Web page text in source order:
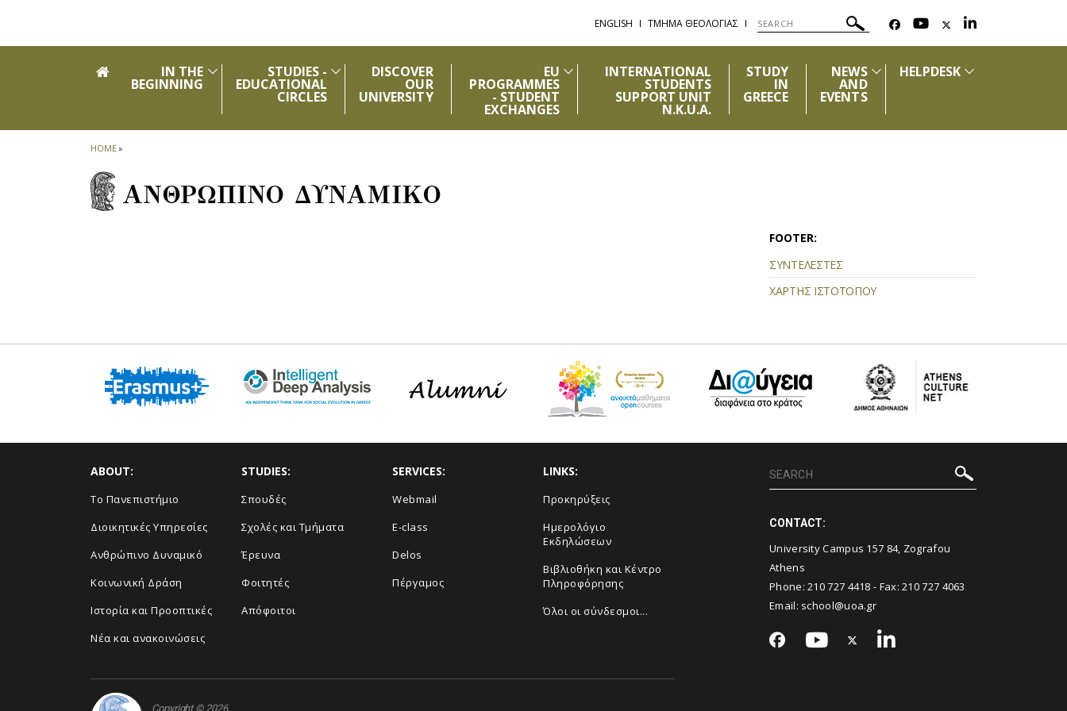
ENGLISH ΤΜΗΜΑ ΘΕΟΛΟΓΙΑΣ
IN THE
BEGINNING
STUDIES -
EDUCATIONAL
CIRCLES
DISCOVER
OUR
UNIVERSITY
EU
PROGRAMMES
- STUDENT
EXCHANGES
INTERNATIONAL
STUDENTS
SUPPORT UNIT
N.K.U.A.
STUDY
IN
GREECE
NEWS
AND
EVENTS
HELPDESK
HOME»
ΑΝΘΡΩΠΙΝΟ ΔΥΝΑΜΙΚΟ
FOOTER:
ΣΥΝΤΕΛΕΣΤΕΣ
ΧΑΡΤΗΣ ΙΣΤΟΤΟΠΟΥ
ABOUT:
Το Πανεπιστήμιο
Διοικητικές Υπηρεσίες
Ανθρώπινο Δυναμικό
Κοινωνική Δράση
Ιστορία και Προοπτικές
Νέα και ανακοινώσεις
STUDIES:
Σπουδές
Σχολές και Τμήματα
Έρευνα
Φοιτητές
Απόφοιτοι
SERVICES:
Webmail
E-class
Delos
Πέργαμος
LINKS:
Προκηρύξεις
Ημερολόγιο
Εκδηλώσεων
Βιβλιοθήκη και Κέντρο
Πληροφόρησης
Όλοι οι σύνδεσμοι...
CONTACT:
University Campus 157 84, Zografou
Athens
Phone:210 727 4418 - Fax:210 727 4063
Email: school@uoa.gr
Copyright © 2026